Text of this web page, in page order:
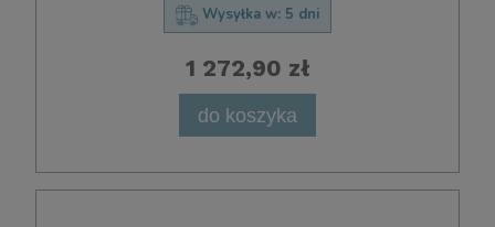
Wysyłka w: 5 dni
1 272,90 zł
do koszyka